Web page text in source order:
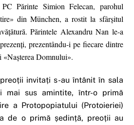
Părinte Simion Felecan, parohul
din München, a rostit la sfârșitul
Părintele Alexandru Nan le-a
prezentându-i pe fiecare dintre
Domnului».
invitați s-au întânit în sala
mai sus amintite, într-o primă
a Protopopiatului (Protoieriei)
de o primă ședință, preoții au